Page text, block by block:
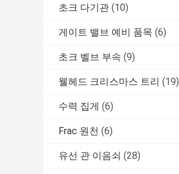
초크 다기관 (10)
게이트 밸브 예비 품목 (6)
초크 벨브 부속 (9)
웰헤드 크리스마스 트리 (19)
수력 집게 (6)
Frac 원천 (6)
유선 관 이음쇠 (28)